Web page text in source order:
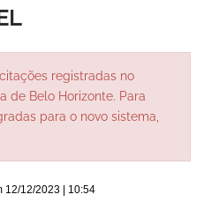
registradas no
de Belo Horizonte. Para
para o novo sistema,
12/12/2023 | 10:54